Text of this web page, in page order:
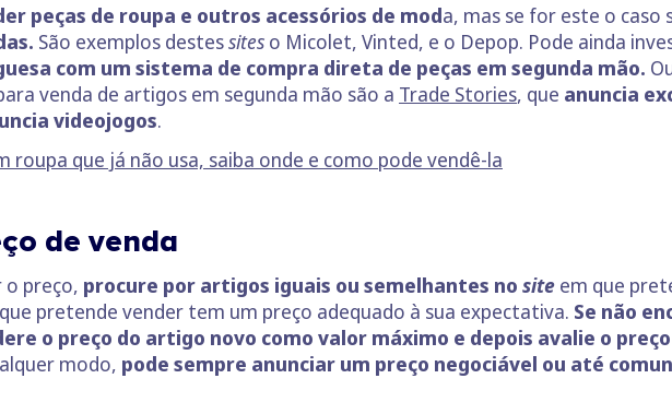
peças de roupa e outros acessórios de moda, mas se for este o caso
São exemplos destessites o Micolet, Vinted, e o Depop. Pode ainda
com um sistema de compra direta de peças em segunda mão.
venda de artigos em segunda mão são a Trade Stories, que anuncia
videojogos.
roupa que já não usa, saiba onde e como pode vendê-la
de venda
o preço, procure por artigos iguais ou semelhantes no site em que
pretende vender tem um preço adequado à sua expectativa. Se não
o preço do artigo novo como valor máximo e depois avalie o
modo, pode sempre anunciar um preço negociável ou até